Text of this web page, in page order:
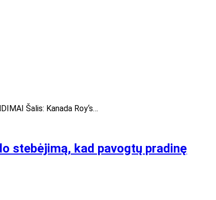
Šalis: Kanada Roy‘s…
stebėjimą, kad pavogtų pradinę